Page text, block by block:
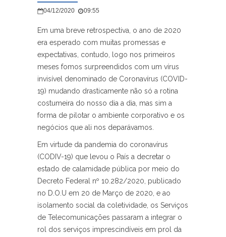
04/12/2020 09:55
Em uma breve retrospectiva, o ano de 2020
era esperado com muitas promessas e
expectativas, contudo, logo nos primeiros
meses fomos surpreendidos com um vírus
invisível denominado de Coronavírus (COVID-
19) mudando drasticamente não só a rotina
costumeira do nosso dia a dia, mas sim a
forma de pilotar o ambiente corporativo e os
negócios que ali nos deparávamos.
Em virtude da pandemia do coronavírus
(CODIV-19) que levou o País a decretar o
estado de calamidade pública por meio do
Decreto Federal nº 10.282/2020, publicado
no D.O.U em 20 de Março de 2020, e ao
isolamento social da coletividade, os Serviços
de Telecomunicações passaram a integrar o
rol dos serviços imprescindíveis em prol da